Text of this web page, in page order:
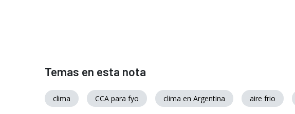
Temas en esta nota
clima CCA para fyo clima en Argentina aire frio